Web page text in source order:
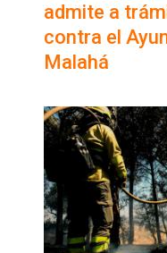
admite a
contra el
Malahá